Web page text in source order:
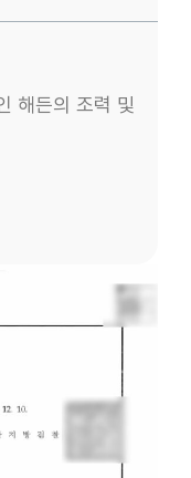
해든의 조력 및